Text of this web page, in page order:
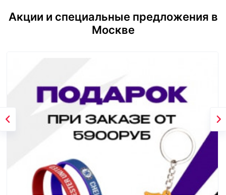
Акции и специальные предложения в
Москве